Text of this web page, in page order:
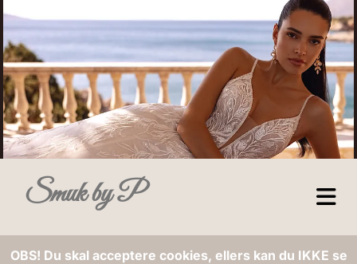
Smuk by P
OBS! Du skal acceptere cookies, ellers kan du IKKE se